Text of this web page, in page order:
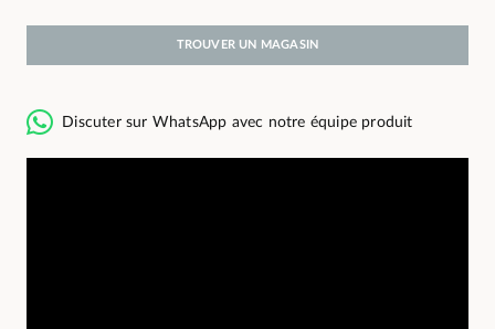
TROUVER UN MAGASIN
Discuter sur WhatsApp avec notre équipe produit